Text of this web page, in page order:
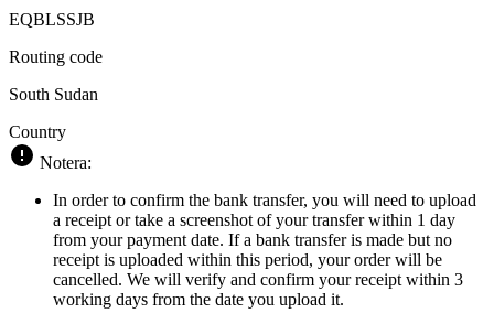
EQBLSSJB
Routing code
South Sudan
Country
Notera:
In order to confirm the bank transfer, you will need to upload
a receipt or take a screenshot of your transfer within 1 day
from your payment date. If a bank transfer is made but no
receipt is uploaded within this period, your order will be
cancelled. We will verify and confirm your receipt within 3
working days from the date you upload it.